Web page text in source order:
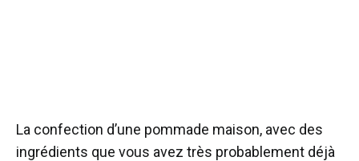
La confection d’une pommade maison, avec des
ingrédients que vous avez très probablement déjà